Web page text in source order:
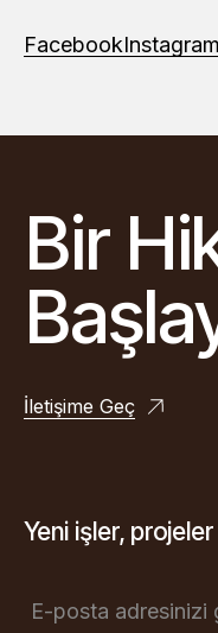
FacebookInstagram
Bir
İletişime Geç
Yeni işler,